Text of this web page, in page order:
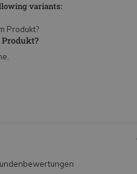
variants:
Produkt?